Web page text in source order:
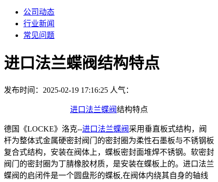
公司动态
行业新闻
常见问题
进口法兰蝶阀结构特点
发布时间：2025-02-19 17:16:25 人气：
进口法兰蝶阀结构特点
德国《LOCKE》洛克--进口法兰蝶阀 采用垂直板式结构，阀
杆为整体式金属硬密封阀门的密封圈为柔性石墨板与不锈钢板
复合式结构，安装在阀体上，蝶板密封面堆焊不锈钢。软密封
阀门的密封圈为丁腈橡胶材质，是安装在蝶板上的。进口法兰
蝶阀的启闭件是一个圆盘形的蝶板,在阀体内绕其自身的轴线